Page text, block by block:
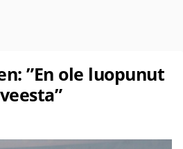
”En ole luopunut